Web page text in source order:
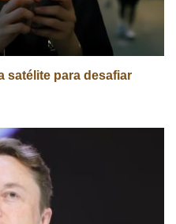
satélite para desafiar